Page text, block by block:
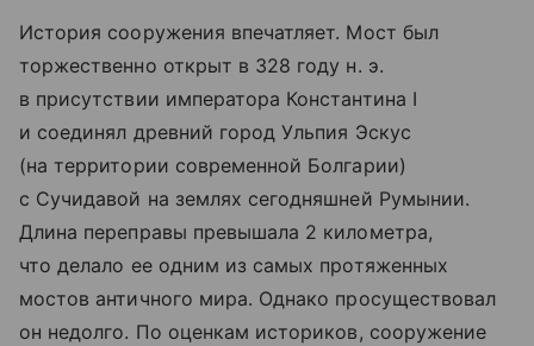
История сооружения впечатляет. Мост был
торжественно открыт в 328 году н. э.
в присутствии императора Константина I
и соединял древний город Ульпия Эскус
(на территории современной Болгарии)
с Сучидавой на землях сегодняшней Румынии.
Длина переправы превышала 2 километра,
что делало ее одним из самых протяженных
мостов античного мира. Однако просуществовал
он недолго. По оценкам историков, сооружение